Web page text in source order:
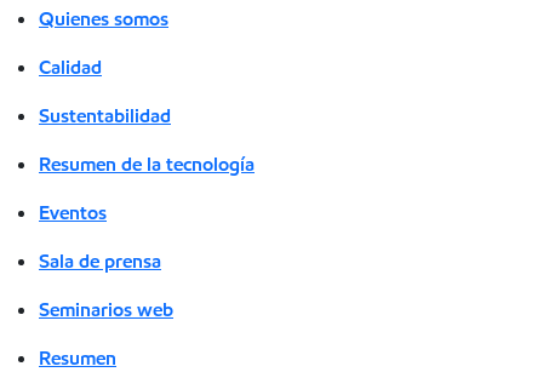
Quienes somos
Calidad
Sustentabilidad
Resumen de la tecnología
Eventos
Sala de prensa
Seminarios web
Resumen